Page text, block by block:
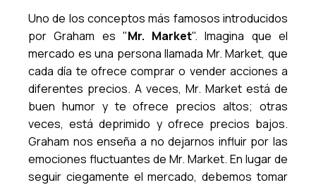
Uno de los conceptos más famosos introducidos
por Graham es "Mr. Market". Imagina que el
mercado es una persona llamada Mr. Market, que
cada día te ofrece comprar o vender acciones a
diferentes precios. A veces, Mr. Market está de
buen humor y te ofrece precios altos; otras
veces, está deprimido y ofrece precios bajos.
Graham nos enseña a no dejarnos influir por las
emociones fluctuantes de Mr. Market. En lugar de
seguir ciegamente el mercado, debemos tomar